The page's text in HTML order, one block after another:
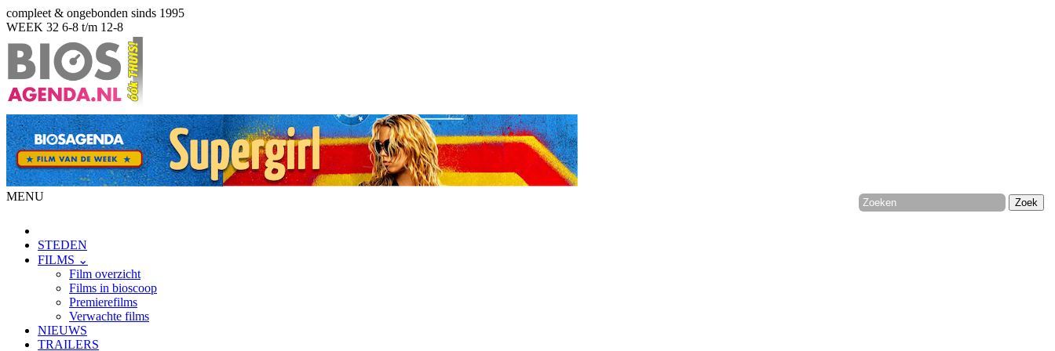
compleet & ongebonden sinds 1995
WEEK 32 6-8 t/m 12-8
MENU
STEDEN
FILMS ⌄
Film overzicht
Films in bioscoop
Premierefilms
Verwachte films
NIEUWS
TRAILERS